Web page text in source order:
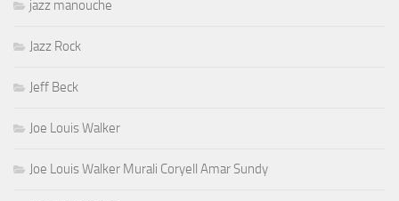
jazz manouche
Jazz Rock
Jeff Beck
Joe Louis Walker
Joe Louis Walker Murali Coryell Amar Sundy